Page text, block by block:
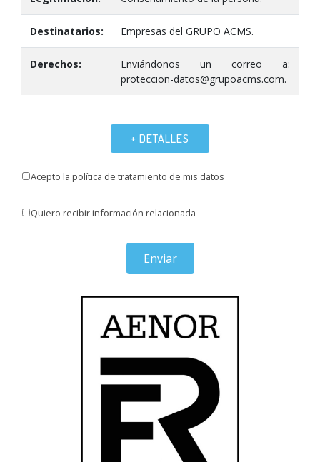
Destinatarios: Empresas del GRUPO ACMS.
Derechos:
Enviándonos un correo a:
proteccion-datos@grupoacms.com.
+ DETALLES
Acepto la política de tratamiento de mis datos
Quiero recibir información relacionada
Enviar